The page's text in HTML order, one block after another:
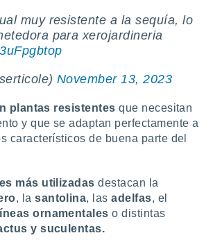
muy resistente a la sequía, lo
para xerojardineria
November 13, 2023
plantas resistentes que necesitan
y que se adaptan perfectamente a
característicos de buena parte del
más utilizadas destacan la
, lasantolina, lasadelfas, el
ornamentales o distintas
y suculentas.